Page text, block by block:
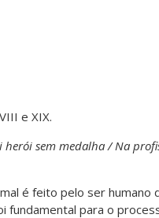
e XIX.
sem medalha / Na
é feito pelo ser humano
fundamental para o